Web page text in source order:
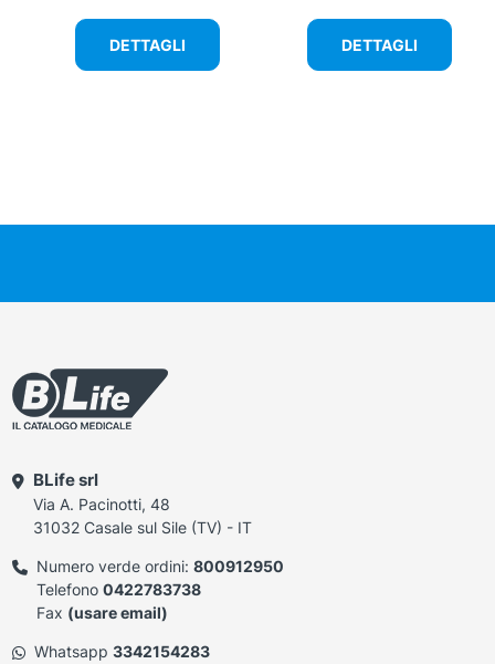
DETTAGLI DETTAGLI
BLife srl
Via A. Pacinotti, 48
31032 Casale sul Sile (TV) - IT
Numero verde ordini: 800912950
Telefono 0422783738
Fax (usare email)
Whatsapp 3342154283